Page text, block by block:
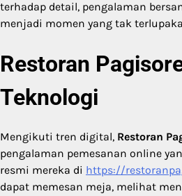
terhadap detail, pengalaman
menjadi momen yang tak
Restoran
Teknologi
Mengikuti tren digital, Restoran
pengalaman pemesanan online
resmi mereka di https://
dapat memesan meja, melihat